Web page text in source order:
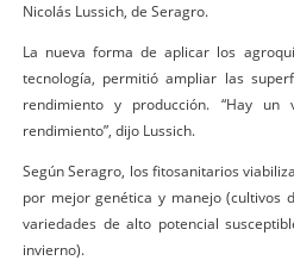
Nicolás Lussich, de Seragro.
La nueva forma de aplicar los
tecnología, permitió ampliar las
rendimiento y producción. “Hay
rendimiento”, dijo Lussich.
Según Seragro, los fitosanitarios
por mejor genética y manejo (cultivos
variedades de alto potencial
invierno).